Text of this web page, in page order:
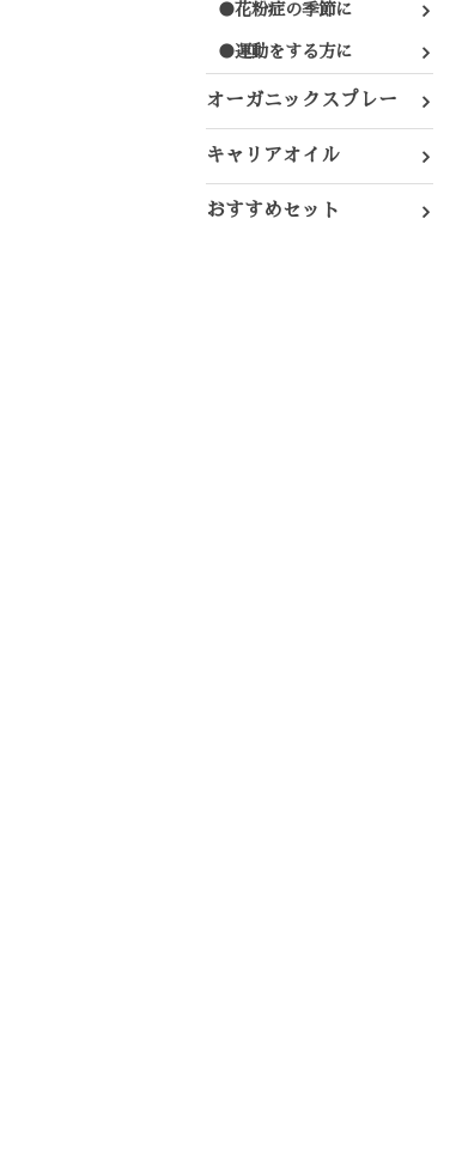
●花粉症の季節に
●運動をする方に
オーガニックスプレー
キャリアオイル
おすすめセット